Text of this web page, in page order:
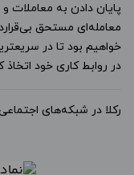
پایان دادن به
معامله‌ای مستحق
خواهیم بود تا در
در روابط کاری خود اتخاذ
رکلا در شبکه‌های